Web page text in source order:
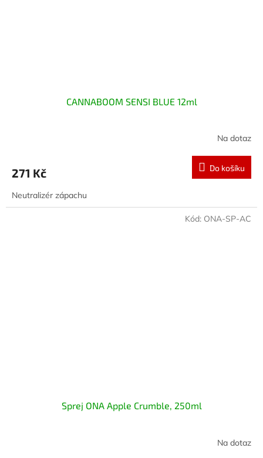
CANNABOOM SENSI BLUE 12ml
Na dotaz
271 Kč Do košíku
Neutralizér zápachu
Sprej ONA Apple Crumble, 250ml
Na dotaz
Kód: ONA-SP-AC